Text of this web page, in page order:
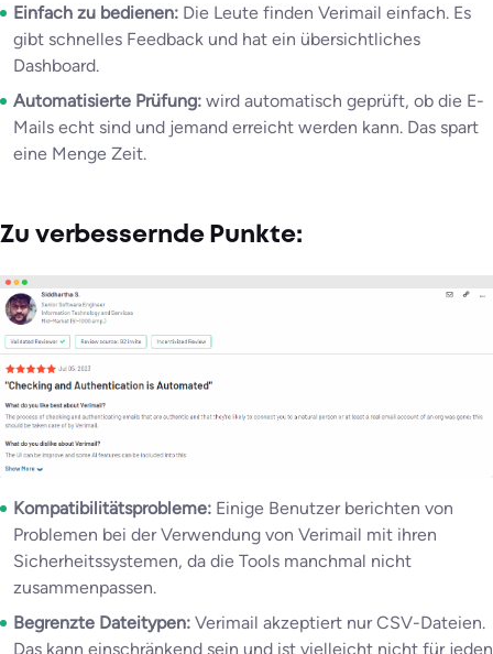
Einfach zu bedienen: Die Leute finden Verimail einfach. Es
gibt schnelles Feedback und hat ein übersichtliches
Dashboard.
Automatisierte Prüfung: wird automatisch geprüft, ob die E-
Mails echt sind und jemand erreicht werden kann. Das spart
eine Menge Zeit.
Zu verbessernde Punkte:
Kompatibilitätsprobleme: Einige Benutzer berichten von
Problemen bei der Verwendung von Verimail mit ihren
Sicherheitssystemen, da die Tools manchmal nicht
zusammenpassen.
Begrenzte Dateitypen: Verimail akzeptiert nur CSV-Dateien.
Das kann einschränkend sein und ist vielleicht nicht für jeden